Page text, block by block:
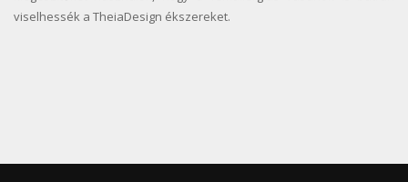
viselhessék a TheiaDesign ékszereket.